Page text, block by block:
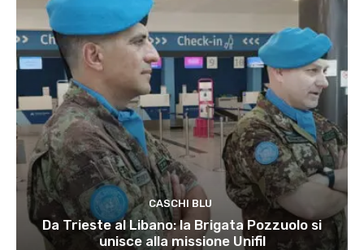
CASCHI BLU
Da Trieste al Libano: la Brigata Pozzuolo si
unisce alla missione Unifil